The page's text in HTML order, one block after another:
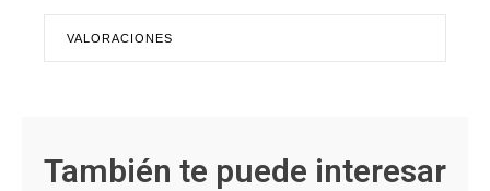
VALORACIONES
También te puede interesar